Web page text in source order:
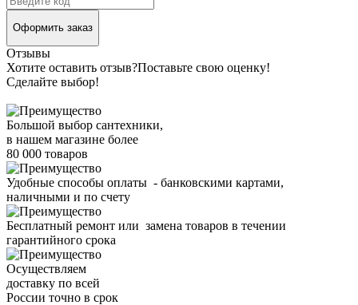
Оформить заказ
Отзывы
Хотите оставить отзыв?Поставьте свою оценку!
Сделайте выбор!
Большой выбор сантехники,
в нашем магазине более
80 000 товаров
Удобные способы оплаты - банковскими картами,
наличными и по счету
Бесплатный ремонт или замена товаров в течении
гарантийного срока
Осуществляем
доставку по всей
России точно в срок